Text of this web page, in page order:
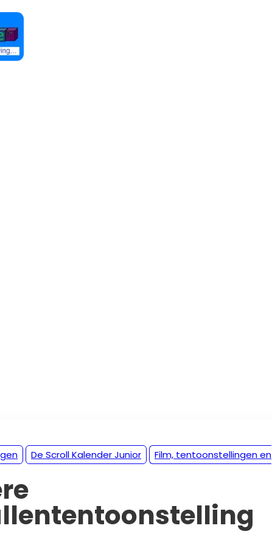
De Scroll Kalender Junior
Film, tentoonstellingen en